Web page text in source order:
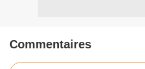
Commentaires